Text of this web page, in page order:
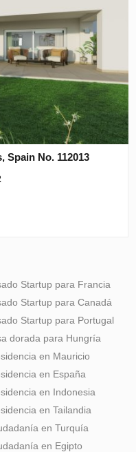
Spain No. 112013
Startup para Francia
Startup para Canadá
Startup para Portugal
dorada para Hungría
en Mauricio
en España
en Indonesia
en Tailandia
en Turquía
en Egipto